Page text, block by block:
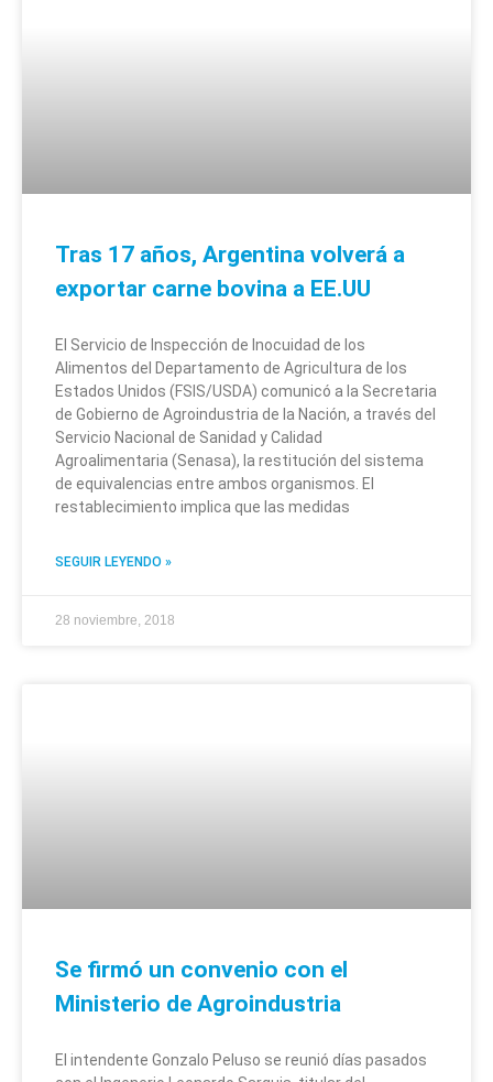
Tras 17 años, Argentina volverá a
exportar carne bovina a EE.UU
El Servicio de Inspección de Inocuidad de los
Alimentos del Departamento de Agricultura de los
Estados Unidos (FSIS/USDA) comunicó a la Secretaria
de Gobierno de Agroindustria de la Nación, a través del
Servicio Nacional de Sanidad y Calidad
Agroalimentaria (Senasa), la restitución del sistema
de equivalencias entre ambos organismos. El
restablecimiento implica que las medidas
SEGUIR LEYENDO »
28 noviembre, 2018
Se firmó un convenio con el
Ministerio de Agroindustria
El intendente Gonzalo Peluso se reunió días pasados